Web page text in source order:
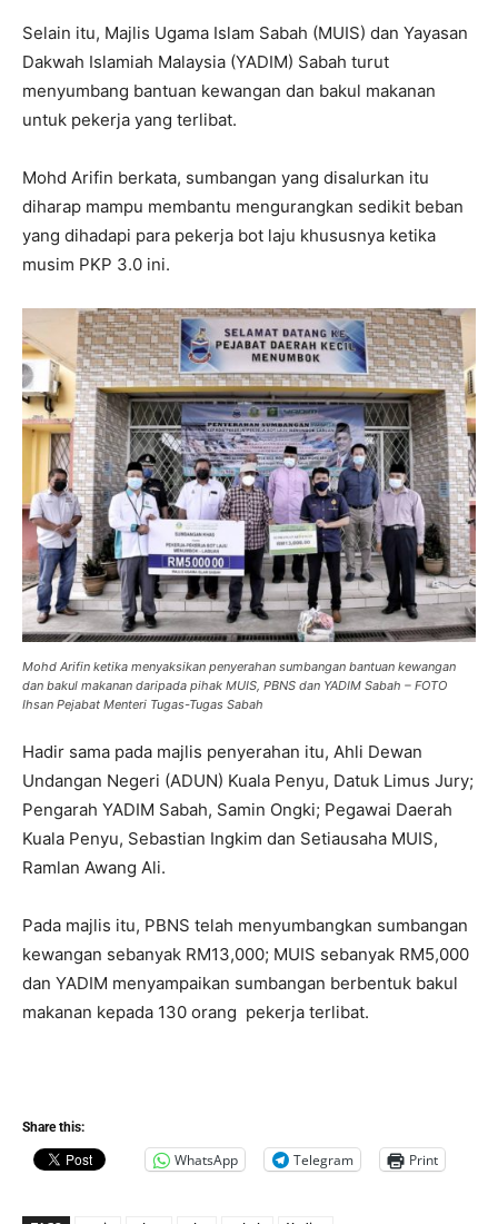
Selain itu, Majlis Ugama Islam Sabah (MUIS) dan Yayasan
Dakwah Islamiah Malaysia (YADIM) Sabah turut
menyumbang bantuan kewangan dan bakul makanan
untuk pekerja yang terlibat.
Mohd Arifin berkata, sumbangan yang disalurkan itu
diharap mampu membantu mengurangkan sedikit beban
yang dihadapi para pekerja bot laju khususnya ketika
musim PKP 3.0 ini.
Mohd Arifin ketika menyaksikan penyerahan sumbangan bantuan kewangan
dan bakul makanan daripada pihak MUIS, PBNS dan YADIM Sabah – FOTO
Ihsan Pejabat Menteri Tugas-Tugas Sabah
Hadir sama pada majlis penyerahan itu, Ahli Dewan
Undangan Negeri (ADUN) Kuala Penyu, Datuk Limus Jury;
Pengarah YADIM Sabah, Samin Ongki; Pegawai Daerah
Kuala Penyu, Sebastian Ingkim dan Setiausaha MUIS,
Ramlan Awang Ali.
Pada majlis itu, PBNS telah menyumbangkan sumbangan
kewangan sebanyak RM13,000; MUIS sebanyak RM5,000
dan YADIM menyampaikan sumbangan berbentuk bakul
makanan kepada 130 orang pekerja terlibat.
Share this:
WhatsApp Telegram Print